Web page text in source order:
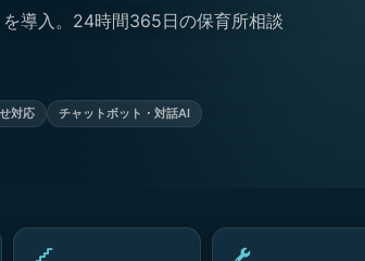
導入。24時間365日の保育所相談
対応 チャットボット・対話AI